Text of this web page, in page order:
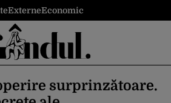
ExterneEconomic
surprinzătoare.